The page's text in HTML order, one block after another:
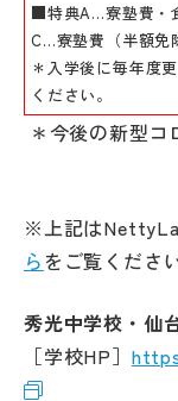
■特典A…寮塾費
C…寮塾費（半額免
＊入学後に毎年度
ください。
＊今後の新型
※上記は
ら をご覧ください
秀光中学校・仙
［学校HP］